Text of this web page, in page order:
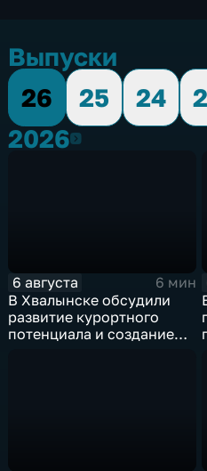
Выпуски
26
25 24
20262026
6 августа
6 мин
В Хвалынске обсудили
развитие курортного
потенциала и создание